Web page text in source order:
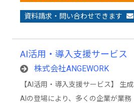
資料請求・問い合わせできます
AI活用・導入支援サービス
株式会社ANGEWORK
【AI活用・導入支援サービス】 生成
AIの登場により、多くの企業が業務